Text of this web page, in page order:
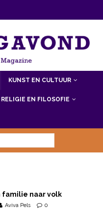
KUNST EN CULTUUR
RELIGIE EN FILOSOFIE
familie naar volk
Aviva Pels 0